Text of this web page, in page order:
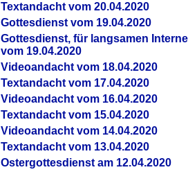
Textandacht vom 20.04.2020
Gottesdienst vom 19.04.2020
Gottesdienst, für langsamen
vom 19.04.2020
Videoandacht vom 18.04.2020
Textandacht vom 17.04.2020
Videoandacht vom 16.04.2020
Textandacht vom 15.04.2020
Videoandacht vom 14.04.2020
Textandacht vom 13.04.2020
Ostergottesdienst am 12.04.2020